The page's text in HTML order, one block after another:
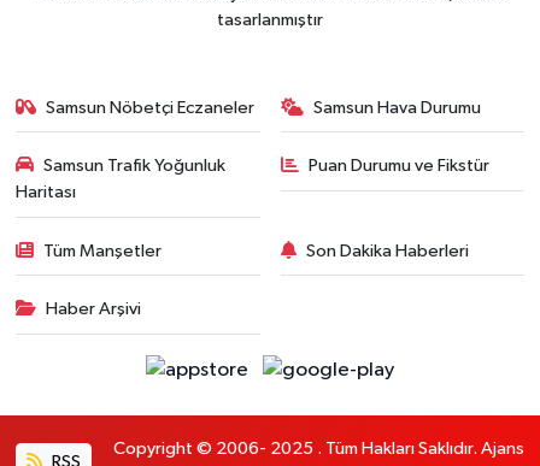
tasarlanmıştır
Samsun Nöbetçi Eczaneler Samsun Hava Durumu
Samsun Trafik Yoğunluk
Haritası
Puan Durumu ve Fikstür
Tüm Manşetler Son Dakika Haberleri
Haber Arşivi
RSS
Copyright © 2006- 2025 . Tüm Hakları Saklıdır. Ajans